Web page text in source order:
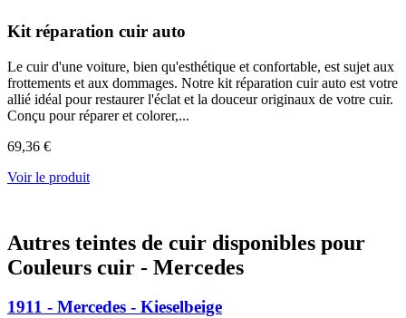
Kit réparation cuir auto
Le cuir d'une voiture, bien qu'esthétique et confortable, est sujet aux
frottements et aux dommages. Notre kit réparation cuir auto est votre
allié idéal pour restaurer l'éclat et la douceur originaux de votre cuir.
Conçu pour réparer et colorer,...
69,36 €
Voir le produit
Autres teintes de cuir disponibles pour
Couleurs cuir - Mercedes
1911 - Mercedes - Kieselbeige